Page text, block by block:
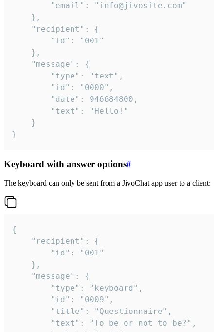
}
Keyboard with answer options#
The keyboard can only be sent from a JivoChat app user to a client:
{